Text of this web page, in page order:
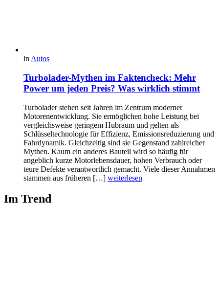
in Autos
Turbolader-Mythen im Faktencheck: Mehr
Power um jeden Preis? Was wirklich stimmt
Turbolader stehen seit Jahren im Zentrum moderner
Motorenentwicklung. Sie ermöglichen hohe Leistung bei
vergleichsweise geringem Hubraum und gelten als
Schlüsseltechnologie für Effizienz, Emissionsreduzierung und
Fahrdynamik. Gleichzeitig sind sie Gegenstand zahlreicher
Mythen. Kaum ein anderes Bauteil wird so häufig für
angeblich kurze Motorlebensdauer, hohen Verbrauch oder
teure Defekte verantwortlich gemacht. Viele dieser Annahmen
stammen aus früheren […] weiterlesen
Im Trend